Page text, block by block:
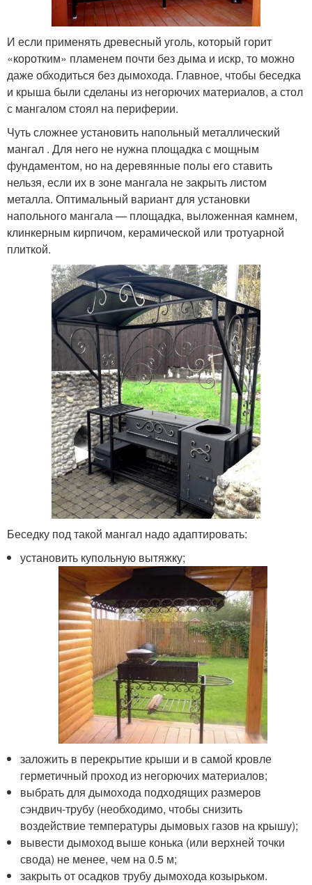
И если применять древесный уголь, который горит
«коротким» пламенем почти без дыма и искр, то можно
даже обходиться без дымохода. Главное, чтобы беседка
и крыша были сделаны из негорючих материалов, а стол
с мангалом стоял на периферии.
Чуть сложнее установить напольный металлический
мангал . Для него не нужна площадка с мощным
фундаментом, но на деревянные полы его ставить
нельзя, если их в зоне мангала не закрыть листом
металла. Оптимальный вариант для установки
напольного мангала — площадка, выложенная камнем,
клинкерным кирпичом, керамической или тротуарной
плиткой.
Беседку под такой мангал надо адаптировать:
установить купольную вытяжку;
заложить в перекрытие крыши и в самой кровле
герметичный проход из негорючих материалов;
выбрать для дымохода подходящих размеров
сэндвич-трубу (необходимо, чтобы снизить
воздействие температуры дымовых газов на крышу);
вывести дымоход выше конька (или верхней точки
свода) не менее, чем на 0.5 м;
закрыть от осадков трубу дымохода козырьком.